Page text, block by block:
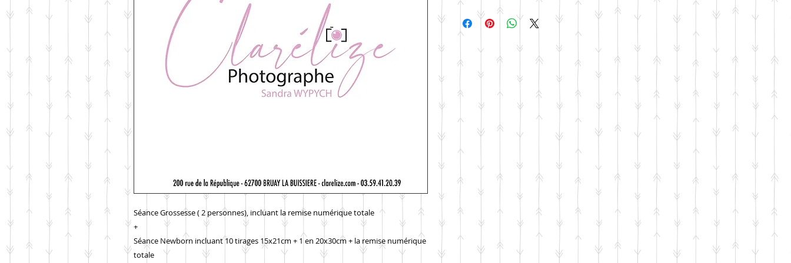
Séance Grossesse ( 2 personnes), incluant la remise numérique totale
+
Séance Newborn incluant 10 tirages 15x21cm + 1 en 20x30cm + la remise numérique
totale